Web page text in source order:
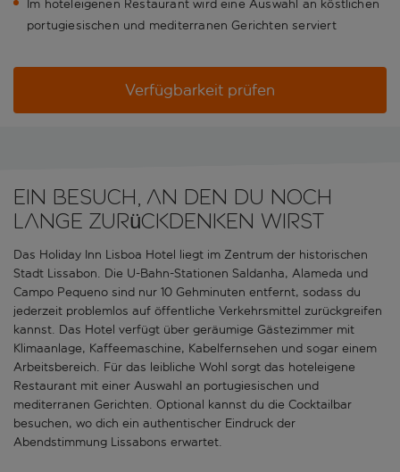
Im hoteleigenen Restaurant wird eine Auswahl an köstlichen
portugiesischen und mediterranen Gerichten serviert
Verfügbarkeit prüfen
Ein Besuch, an den du noch
lange zurückdenken wirst
Das Holiday Inn Lisboa Hotel liegt im Zentrum der historischen
Stadt Lissabon. Die U-Bahn-Stationen Saldanha, Alameda und
Campo Pequeno sind nur 10 Gehminuten entfernt, sodass du
jederzeit problemlos auf öffentliche Verkehrsmittel zurückgreifen
kannst. Das Hotel verfügt über geräumige Gästezimmer mit
Klimaanlage, Kaffeemaschine, Kabelfernsehen und sogar einem
Arbeitsbereich. Für das leibliche Wohl sorgt das hoteleigene
Restaurant mit einer Auswahl an portugiesischen und
mediterranen Gerichten. Optional kannst du die Cocktailbar
besuchen, wo dich ein authentischer Eindruck der
Abendstimmung Lissabons erwartet.